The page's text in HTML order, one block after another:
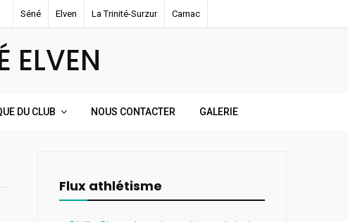
Séné Elven La Trinité-Surzur Carnac
ELVEN
DU CLUB NOUS CONTACTER GALERIE
Flux athlétisme